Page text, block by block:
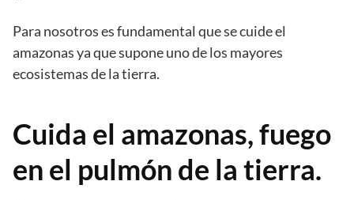
Para nosotros es fundamental que se cuide el
amazonas ya que supone uno de los mayores
ecosistemas de la tierra.
Cuida el amazonas, fuego
en el pulmón de la tierra.